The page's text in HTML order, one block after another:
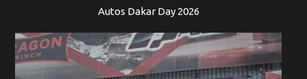
Autos Dakar Day 2026